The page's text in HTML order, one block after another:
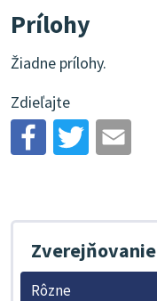
Prílohy
Žiadne prílohy.
Zdieľajte
Zverejňovanie
Rôzne